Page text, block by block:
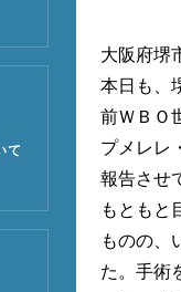
て
大阪府堺
本日も、
前ＷＢＯ
プメレレ
報告させ
もともと
ものの、
た。手術